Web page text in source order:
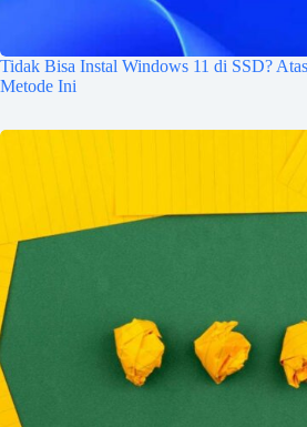
Tidak Bisa Instal Windows 11 di SSD?
Metode Ini